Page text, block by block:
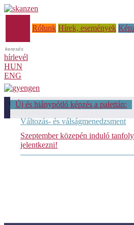
Rólunk Hírek, események
hírlevél
HUN
ENG
Új és hiánypótló képzés a palettán:
Változás- és válságmenedzsment
Szeptember közepén induló
jelentkezni!
módszertani témáink: Mesterséges
intelligencia